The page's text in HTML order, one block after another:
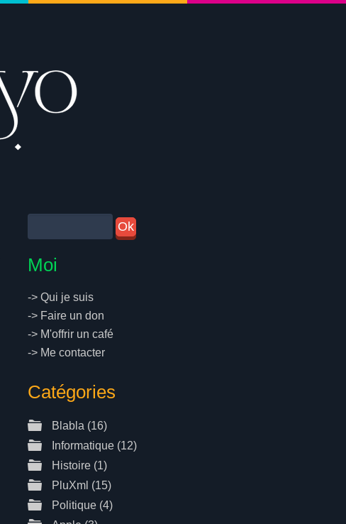
Moi
->Qui je suis
-> Faire un don
-> M'offrir un café
-> Me contacter
Catégories
Blabla (16)
Informatique (12)
Histoire (1)
PluXml (15)
Politique (4)